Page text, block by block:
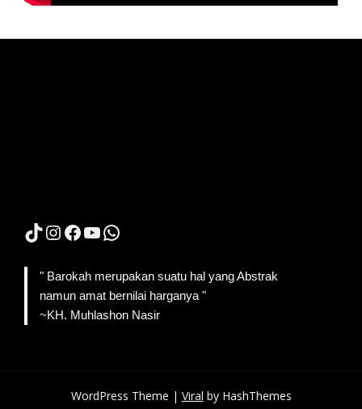
TikTok
Instagram
Facebook
YouTube
WhatsApp
" Barokah merupakan suatu hal yang Abstrak
namun amat bernilai harganya "
~KH. Muhlashon Nasir
WordPress Theme | Viral by HashThemes